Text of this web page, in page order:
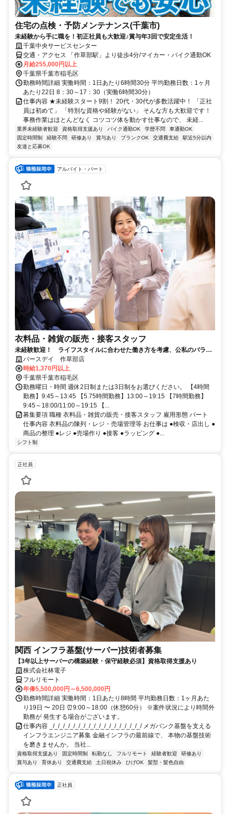
住宅の点検・予防メンテナンス(千葉市)
未経験から手に職を！初正社員も大歓迎♪賞与年3回で安定生活！
千葉中央サービスセンター
交通・アクセス 「作草部駅」より徒歩4分/マイカー・バイク通勤OK
月給255,000円以上
千葉県千葉市稲毛区
勤務時間詳細 実働時間：1日あたり6時間30分 平均勤務日数：1ヶ月
あたり22日 8：30～17：30（実働6時間30分）
仕事内容 ★未経験スタート9割！ 20代・30代が多数活躍中！ 「正社
員は初めて」 「特別な資格や経験がない」 そんな方も大歓迎です！
事務作業はほとんどなく コツコツ体を動かす仕事なので、 未経...
業界未経験者歓迎 資格取得支援あり バイク通勤OK 学歴不問
車通勤OK
固定時間制
経験不問 研修あり 賞与あり ブランクOK 交通費支給
駅近5分以内
友達と応募OK
アルバイト・パート
衣料品・雑貨の販売・接客スタッフ
未経験歓迎！ ライフスタイルに合わせた働き方を考慮、公私のバラン
ス良く楽しく活躍できるお店です◎
バースデイ 作草部店
時給1,370円以上
千葉県千葉市稲毛区
勤務曜日・時間 週休2日制または3日制をお選びください。 【4時間
勤務】9:45～13:45 【5.75時間勤務】13:00～19:15 【7時間勤務】
9:45～18:00/11:00～19:15 【...
募集要項 職種 衣料品・雑貨の販売・接客スタッフ 雇用形態 パート
仕事内容 衣料品の陳列・レジ・売場管理等 お仕事は ●検収・店出し ●
商品の整理 ●レジ ●売場作り ●接客 ●ラッピング ●...
シフト制
正社員
関西 インフラ基盤(サーバー)技術者募集
【3年以上サーバーの構築経験・保守経験必須】資格取得支援あり
株式会社林電子
フルリモート
年俸5,500,000円～6,500,000円
勤務時間詳細 実働時間：1日あたり8時間 平均勤務日数：1ヶ月あた
り19日 〜 20日 ⏰9:00～18:00（休憩60分） ※案件状況により時間外
勤務が 発生する場合がございます。
仕事内容 _/_/_/_/_/_/_/_/_/_/_/_/_/_/_/_/_/_/ メガバンク基盤を支える
インフラエンジニア募集 金融インフラの最前線で、 本物の基盤技術
を磨きませんか。 当社...
資格取得支援あり 固定時間制 転勤なし フルリモート 経験者歓迎
研修あり
賞与あり
育休あり 交通費支給 土日祝休み ひげOK 髪型・髪色自由
正社員